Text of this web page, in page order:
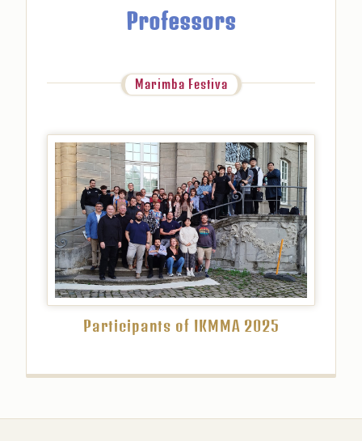
Professors
Marimba Festiva
Participants of IKMMA 2025